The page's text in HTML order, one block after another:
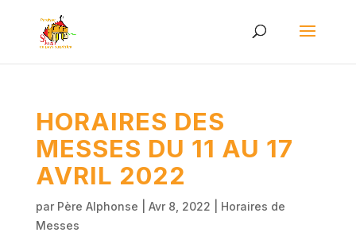
HORAIRES DES
MESSES DU 11 AU 17
AVRIL 2022
par Père Alphonse Avr 8, 2022
Horaires de
Messes